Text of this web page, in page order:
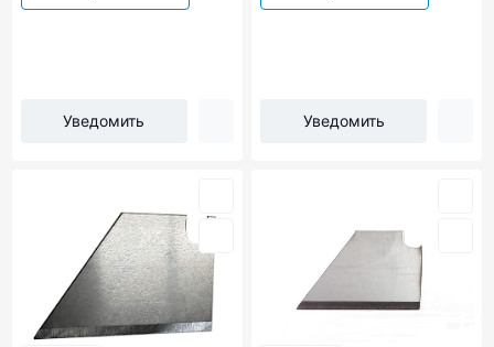
Уведомить Уведомить